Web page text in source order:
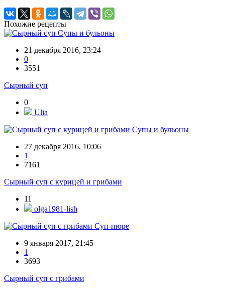
Похожие рецепты
Супы и бульоны
21 декабря 2016, 23:24
0
3551
Сырный суп
0
Ulia
Супы и бульоны
27 декабря 2016, 10:06
1
7161
Сырный суп с курицей и грибами
11
olga1981-lish
Суп-пюре
9 января 2017, 21:45
1
3693
Сырный суп с грибами